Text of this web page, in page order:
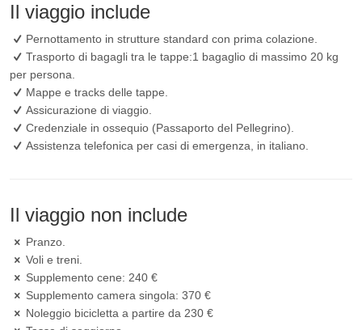
Il viaggio include
Pernottamento in strutture standard con prima colazione.
Trasporto di bagagli tra le tappe:1 bagaglio di massimo 20 kg
per persona.
Mappe e tracks delle tappe.
Assicurazione di viaggio.
Credenziale in ossequio (Passaporto del Pellegrino).
Assistenza telefonica per casi di emergenza, in italiano.
Il viaggio non include
Pranzo.
Voli e treni.
Supplemento cene: 240 €
Supplemento camera singola: 370 €
Noleggio bicicletta a partire da 230 €